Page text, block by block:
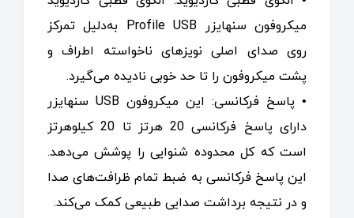
میکروفون سنهایزر Profile USB به‌دلیل تمرکز
روی صدای اصلی نویزهای ناخواسته اطراف و
پشت میکروفون را تا حد خوبی نادیده می‌گیرد.
• پاسخ فرکانسی: این میکروفون USB سنهایزر
دارای پاسخ فرکانسی 20 هرتز تا 20 کیلوهرتز
است که کل محدوده شنوایی را پوشش می‌دهد.
این پاسخ فرکانسی به ضبط تمام ظرافت‌های صدا
و در نتیجه برداشت صدایی طبیعی کمک می‌کند.